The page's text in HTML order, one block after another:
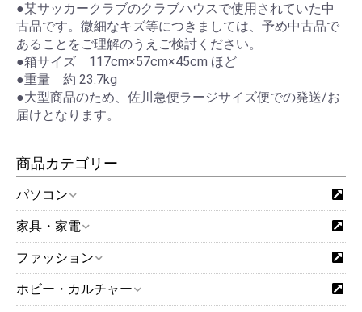
商品カテゴリー
パソコン
家具・家電
ファッション
ホビー・カルチャー
●某サッカークラブのクラブハウスで使用されていた中
古品です。微細なキズ等につきましては、予め中古品で
あることをご理解のうえご検討ください。
●箱サイズ 117cm×57cm×45cm ほど
●重量 約 23.7kg
●大型商品のため、佐川急便ラージサイズ便での発送/お
届けとなります。